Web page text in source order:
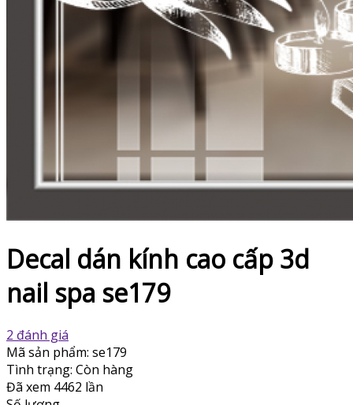
Decal dán kính cao cấp 3d
nail spa se179
2 đánh giá
Mã sản phẩm: se179
Tình trạng: Còn hàng
Đã xem 4462 lần